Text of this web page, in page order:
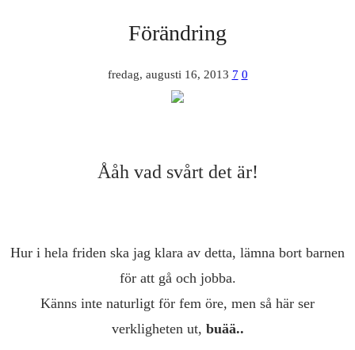
Förändring
fredag, augusti 16, 2013 7 0
Ååh vad svårt det är!
Hur i hela friden ska jag klara av detta, lämna bort barnen
för att gå och jobba.
Känns inte naturligt för fem öre, men så här ser
verkligheten ut, buää..